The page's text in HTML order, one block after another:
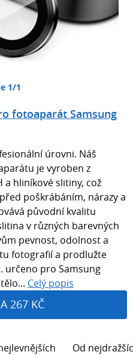
1/1
fotoaparát Samsung
úrovni. Náš
je vyroben z
a hliníkové slitiny, což
poškrábáním, nárazy a
původní kvalitu
v různých barevných
pevnost, odolnost a
fotografií a prodlužte
určeno pro Samsung
Celý popis
267 KČ
Od